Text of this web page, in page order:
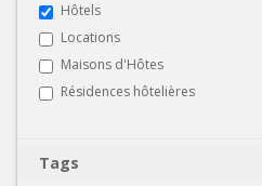
Hôtels
Locations
Maisons d'Hôtes
Résidences hôtelières
Tags